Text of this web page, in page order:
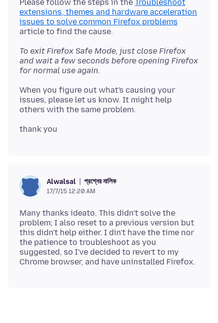
Please follow the steps in the Troubleshoot
extensions, themes and hardware acceleration
issues to solve common Firefox problems
To exit Firefox Safe Mode, just close Firefox
and wait a few seconds before opening Firefox
for normal use again.
When you figure out what's causing your
issues, please let us know. It might help
Alwalsal প্রশ্নের মালিক
17/7/15 12:20 AM
Many thanks ideato. This didn't solve the
problem; I also reset to a previous version but
this didn't help either. I din't have the time nor
the patience to troubleshoot as you
suggested, so I've decided to revert to my